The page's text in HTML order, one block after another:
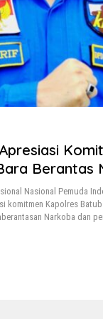
Berantas
Nasional Pemuda
komitmen Kapolres
Narkoba dan